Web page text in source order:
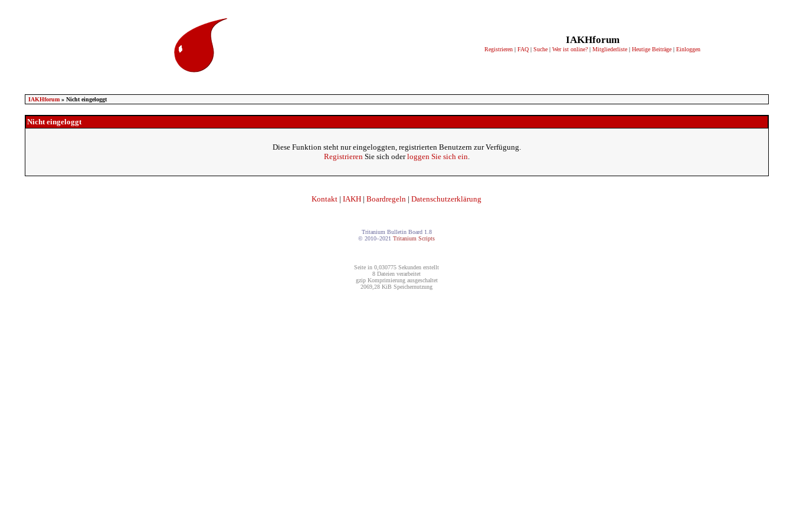
IAKHforum
Registrieren | FAQ | Suche | Wer ist online? | Mitgliederliste | Heutige Beiträge | Einloggen
IAKHforum» Nicht eingeloggt
Nicht eingeloggt
Diese Funktion steht nur eingeloggten, registrierten Benutzern zur Verfügung.
RegistrierenSie sich oderloggen Sie sich ein.
Kontakt | IAKH | Boardregeln | Datenschutzerklärung
Tritanium Bulletin Board 1.8
© 2010–2021 Tritanium Scripts
Seite in 0,030775 Sekunden erstellt
8 Dateien verarbeitet
gzip Komprimierung ausgeschaltet
2069,28 KiB Speichernutzung